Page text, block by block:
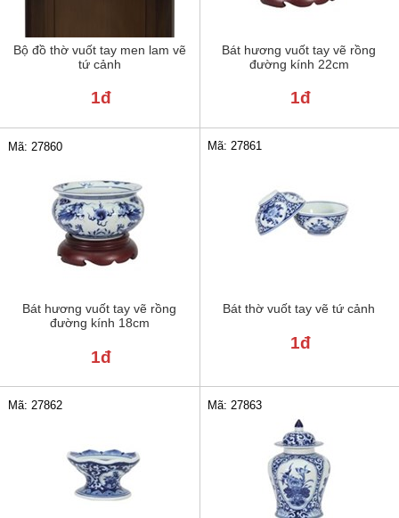
Bộ đồ thờ vuốt tay men lam vẽ
tứ cảnh
1đ
Bát hương vuốt tay vẽ rồng
đường kính 22cm
1đ
Bát hương vuốt tay vẽ rồng
đường kính 18cm
Mã: 27860
1đ
Bát thờ vuốt tay vẽ tứ cảnh
Mã: 27861
1đ
Mã: 27862 Mã: 27863